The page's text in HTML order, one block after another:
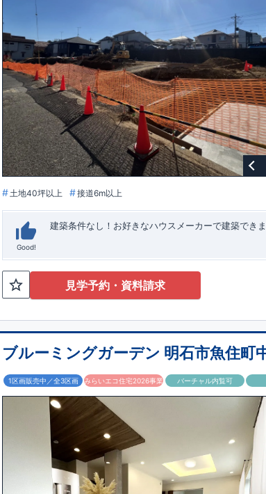
性能を評価されています！図面を第三者機関へ提出
回の現場検査が行われます。構造の安定、
境・エネルギー消費量（断熱等性能）の必須4分野、
3
もっと詳しく 東栄住宅の建物は、国が定めた耐
られた、｢数百年に一度発生する地震に対して、倒壊
1.5倍の耐震力を達成しています。 ■耐風等級2 災害
す。建築基準法に定められている暴風による力（500
も損傷を生じないことで耐風最高等級2を取得してい
栄住宅は土地の仕入れ、設計、施工、販売、メンテ
います。 ■アフターサポートもっと詳しく
期にわたり維持するには、定期的な点検を実施する
がございます。もちろん、定期点検以外でも万一不
当社こだわりの空間アイディアを ショート動画で
ご紹介しています。ここをクリック
土地40坪以上 接道6m以上
Good!
建築条件なし！​お好きなハウスメーカーで建築できま
見学予約・資料請求
ブルーミングガーデン 明石市魚住町
1区画販売中／全3区画 みらいエコ住宅2026事業 バーチャル内覧可